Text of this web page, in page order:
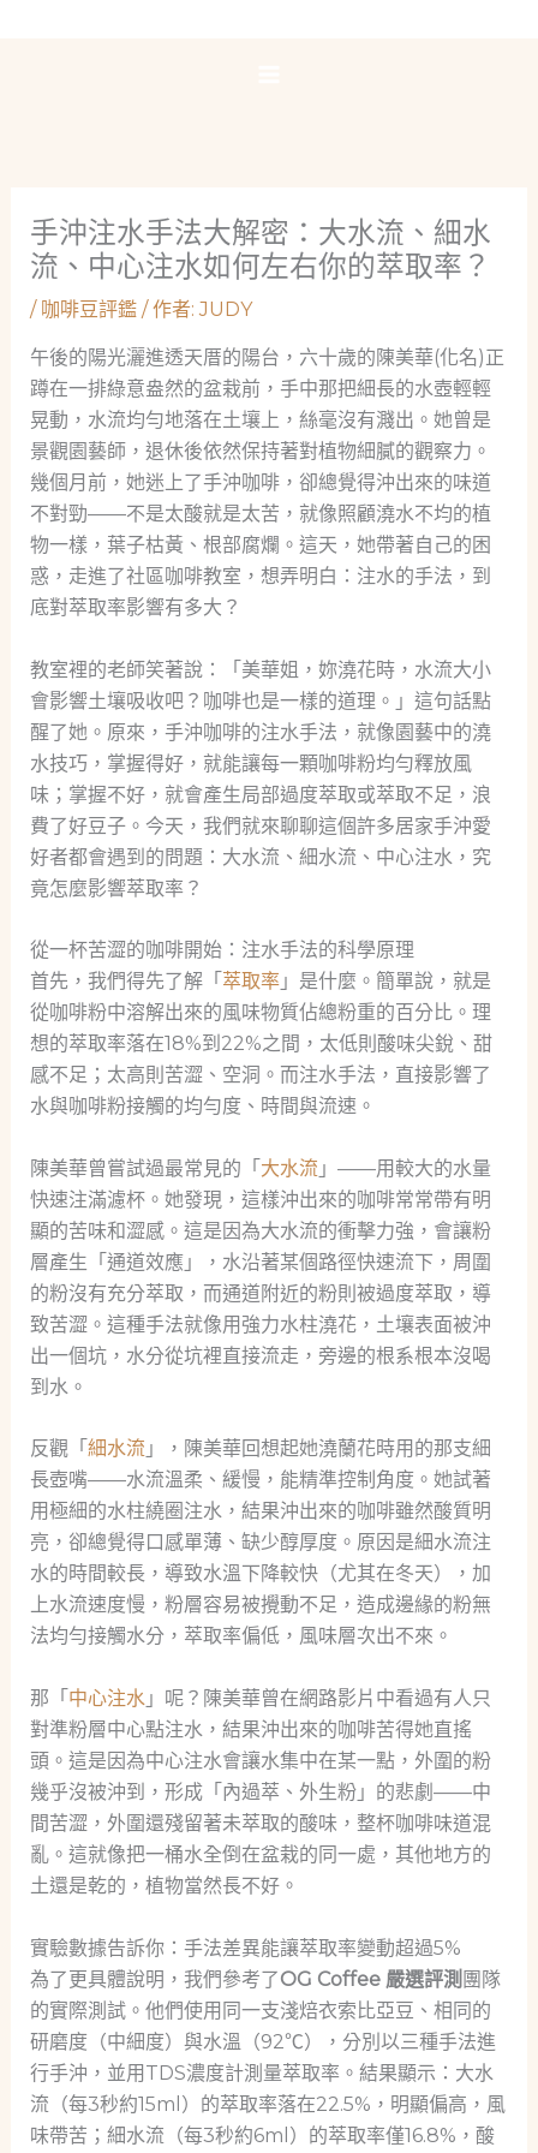
手沖注水手法大解密：大水流、細水
流、中心注水如何左右你的萃取率？
/ 咖啡豆評鑑/ 作者:JUDY
午後的陽光灑進透天厝的陽台，六十歲的陳美華(化名)正
蹲在一排綠意盎然的盆栽前，手中那把細長的水壺輕輕
晃動，水流均勻地落在土壤上，絲毫沒有濺出。她曾是
景觀園藝師，退休後依然保持著對植物細膩的觀察力。
幾個月前，她迷上了手沖咖啡，卻總覺得沖出來的味道
不對勁——不是太酸就是太苦，就像照顧澆水不均的植
物一樣，葉子枯黃、根部腐爛。這天，她帶著自己的困
惑，走進了社區咖啡教室，想弄明白：注水的手法，到
底對萃取率影響有多大？
教室裡的老師笑著說：「美華姐，妳澆花時，水流大小
會影響土壤吸收吧？咖啡也是一樣的道理。」這句話點
醒了她。原來，手沖咖啡的注水手法，就像園藝中的澆
水技巧，掌握得好，就能讓每一顆咖啡粉均勻釋放風
味；掌握不好，就會產生局部過度萃取或萃取不足，浪
費了好豆子。今天，我們就來聊聊這個許多居家手沖愛
好者都會遇到的問題：大水流、細水流、中心注水，究
竟怎麼影響萃取率？
從一杯苦澀的咖啡開始：注水手法的科學原理
首先，我們得先了解「 萃取率」是什麼。簡單說，就是
從咖啡粉中溶解出來的風味物質佔總粉重的百分比。理
想的萃取率落在18%到22%之間，太低則酸味尖銳、甜
感不足；太高則苦澀、空洞。而注水手法，直接影響了
水與咖啡粉接觸的均勻度、時間與流速。
陳美華曾嘗試過最常見的「 大水流 」——用較大的水量
快速注滿濾杯。她發現，這樣沖出來的咖啡常常帶有明
顯的苦味和澀感。這是因為大水流的衝擊力強，會讓粉
層產生「通道效應」，水沿著某個路徑快速流下，周圍
的粉沒有充分萃取，而通道附近的粉則被過度萃取，導
致苦澀。這種手法就像用強力水柱澆花，土壤表面被沖
出一個坑，水分從坑裡直接流走，旁邊的根系根本沒喝
到水。
反觀「 細水流 」，陳美華回想起她澆蘭花時用的那支細
長壺嘴——水流溫柔、緩慢，能精準控制角度。她試著
用極細的水柱繞圈注水，結果沖出來的咖啡雖然酸質明
亮，卻總覺得口感單薄、缺少醇厚度。原因是細水流注
水的時間較長，導致水溫下降較快（尤其在冬天），加
上水流速度慢，粉層容易被攪動不足，造成邊緣的粉無
法均勻接觸水分，萃取率偏低，風味層次出不來。
那「 中心注水」呢？陳美華曾在網路影片中看過有人只
對準粉層中心點注水，結果沖出來的咖啡苦得她直搖
頭。這是因為中心注水會讓水集中在某一點，外圍的粉
幾乎沒被沖到，形成「內過萃、外生粉」的悲劇——中
間苦澀，外圍還殘留著未萃取的酸味，整杯咖啡味道混
亂。這就像把一桶水全倒在盆栽的同一處，其他地方的
土還是乾的，植物當然長不好。
實驗數據告訴你：手法差異能讓萃取率變動超過5%
為了更具體說明，我們參考了OG Coffee 嚴選評測 團隊
的實際測試。他們使用同一支淺焙衣索比亞豆、相同的
研磨度（中細度）與水溫（92℃），分別以三種手法進
行手沖，並用TDS濃度計測量萃取率。結果顯示：大水
流（每3秒約15ml）的萃取率落在22.5%，明顯偏高，風
味帶苦；細水流（每3秒約6ml）的萃取率僅16.8%，酸